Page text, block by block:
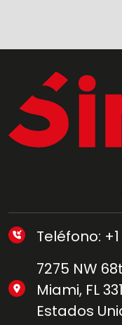
Teléfono:
7275 NW
Miami, FL
Estados